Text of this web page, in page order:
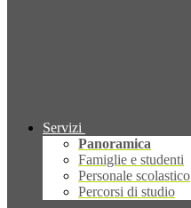
Servizi
Panoramica
Famiglie e studenti
Personale scolastico
Percorsi di studio